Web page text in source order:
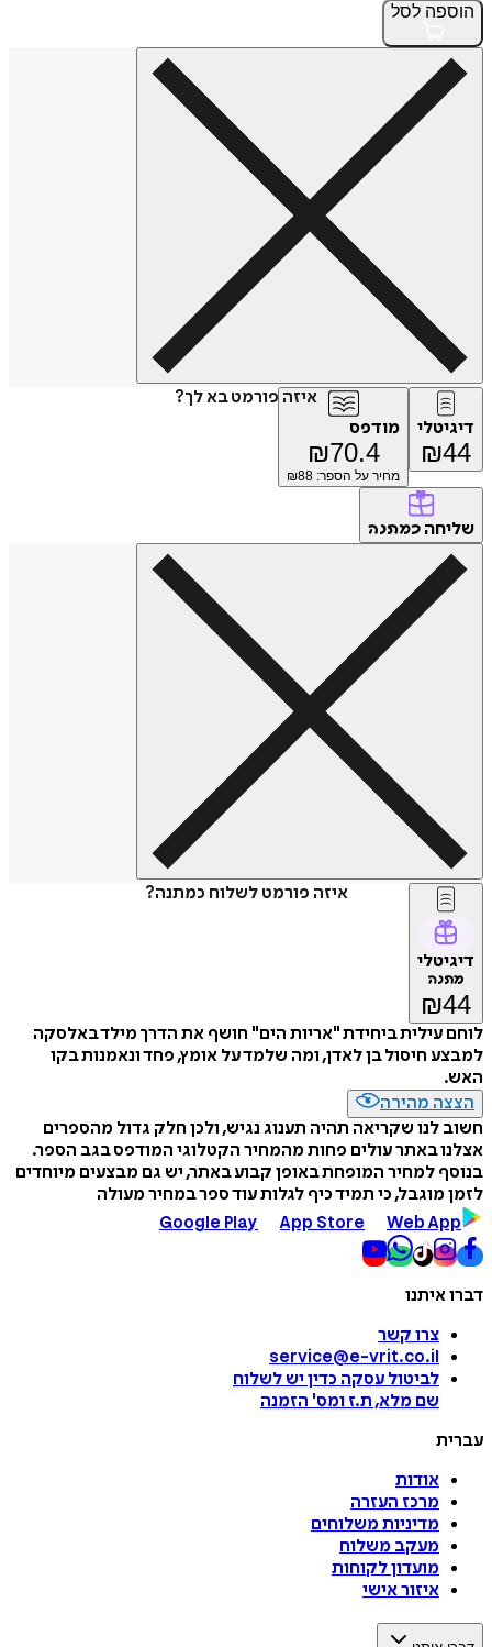
הוספה לסל
איזה פורמט בא לך?
דיגיטלי
₪44
מודפס
₪70.4
מחיר על הספר: ₪ 88
שליחה כמתנה
איזה פורמט לשלוח כמתנה?
דיגיטלי
מתנה
₪44
לוחם עילית ביחידת "אריות הים" חושף את הדרך מילד באלסקה
למבצע חיסול בן לאדן, ומה שלמד על אומץ, פחד ונאמנות בקו
האש.
הצצה מהירה
חשוב לנו שקריאה תהיה תענוג נגיש, ולכן חלק גדול מהספרים
אצלנו באתר עולים פחות מהמחיר הקטלוגי המודפס בגב הספר.
בנוסף למחיר המופחת באופן קבוע באתר, יש גם מבצעים מיוחדים
לזמן מוגבל, כי תמיד כיף לגלות עוד ספר במחיר מעולה
Google Play
App Store Web App
דברו איתנו
צרו קשר
service@e-vrit.co.il
לביטול עסקה כדין יש לשלוח
שם מלא, ת.ז ומס' הזמנה
עברית
אודות
מרכז העזרה
מדיניות משלוחים
מעקב משלוח
מועדון לקוחות
איזור אישי